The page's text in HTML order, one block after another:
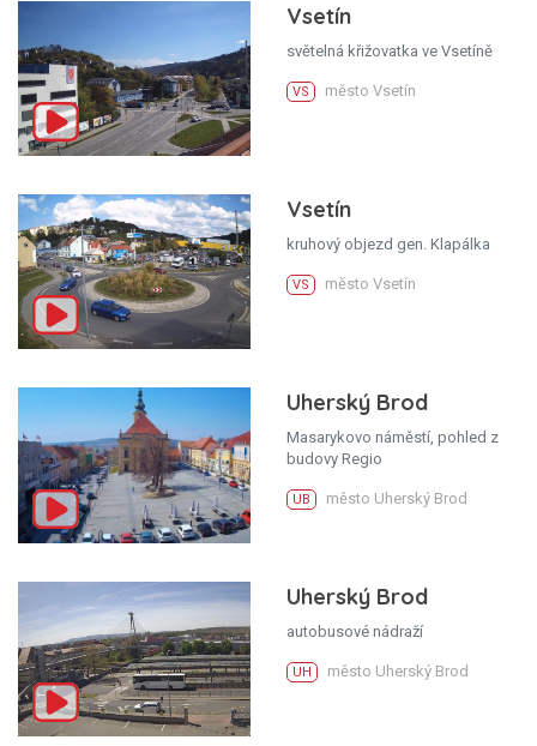
Vsetín
světelná křižovatka ve Vsetíně
VS město Vsetín
Vsetín
kruhový objezd gen. Klapálka
VS město Vsetín
Uherský Brod
Masarykovo náměstí, pohled z
budovy Regio
UB město Uherský Brod
Uherský Brod
autobusové nádraží
UH město Uherský Brod